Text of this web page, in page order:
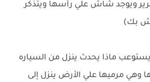
ويوجد شاش علي رأسها ويتذكر
بك)
يستوعب ماذا يحدث ينزل من السياره
وهي مرميها علي الأرض ينزل إلى